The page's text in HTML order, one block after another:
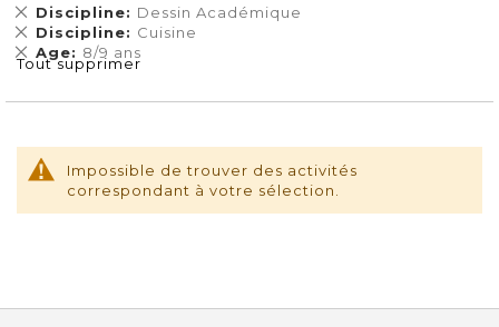
Impossible de trouver des activités
correspondant à votre sélection.
Discipline Dessin Académique
Supprimer
cet
Élément
Discipline Cuisine
Supprimer
cet
Élément
Age 8/9 ans
Supprimer
cet
Tout supprimer